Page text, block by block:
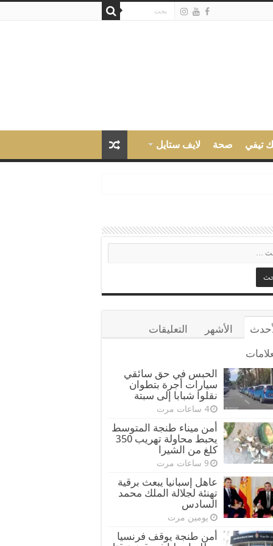
تيفي صحة لايف ستايل
الأشهر
التعليقات
الحبس في حق سائقي
سيارات أجرة بتطوان
نقلوا شبابا إلى سبتة
4 ساعات مرت
أمن ميناء طنجة المتوسط
يحبط محاولة تهريب 350
كلغ من الشيرا
9 ساعات مرت
عاهل إسبانيا يبعث برقية
تهنئة لجلالة الملك محمد
السادس
يومين مرت
أمن طنجة يوقف فرنسيا